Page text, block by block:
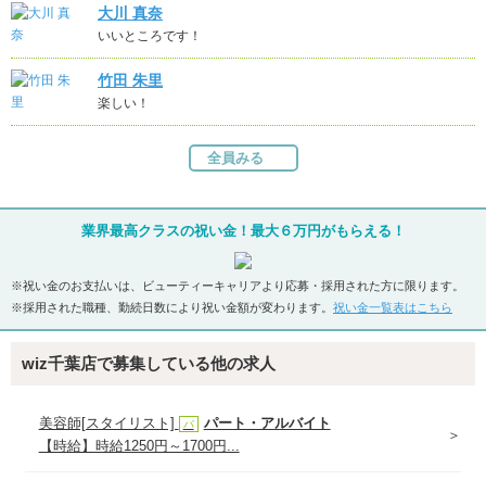
大川 真奈
いいところです！
竹田 朱里
楽しい！
全員みる
業界最高クラスの祝い金！最大６万円がもらえる！
※祝い金のお支払いは、ビューティーキャリアより応募・採用された方に限ります。
※採用された職種、勤続日数により祝い金額が変わります。 祝い金一覧表はこちら
wiz千葉店で募集している他の求人
美容師[スタイリスト] パ
パート・アルバイト
【時給】時給1250円～1700円...